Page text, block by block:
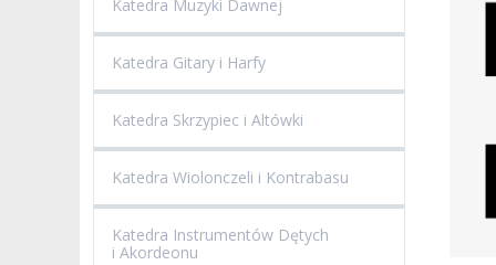
Katedra Muzyki Dawnej
Katedra Gitary i Harfy
Katedra Skrzypiec i Altówki
Katedra Wiolonczeli i Kontrabasu
Katedra Instrumentów Dętych
i Akordeonu